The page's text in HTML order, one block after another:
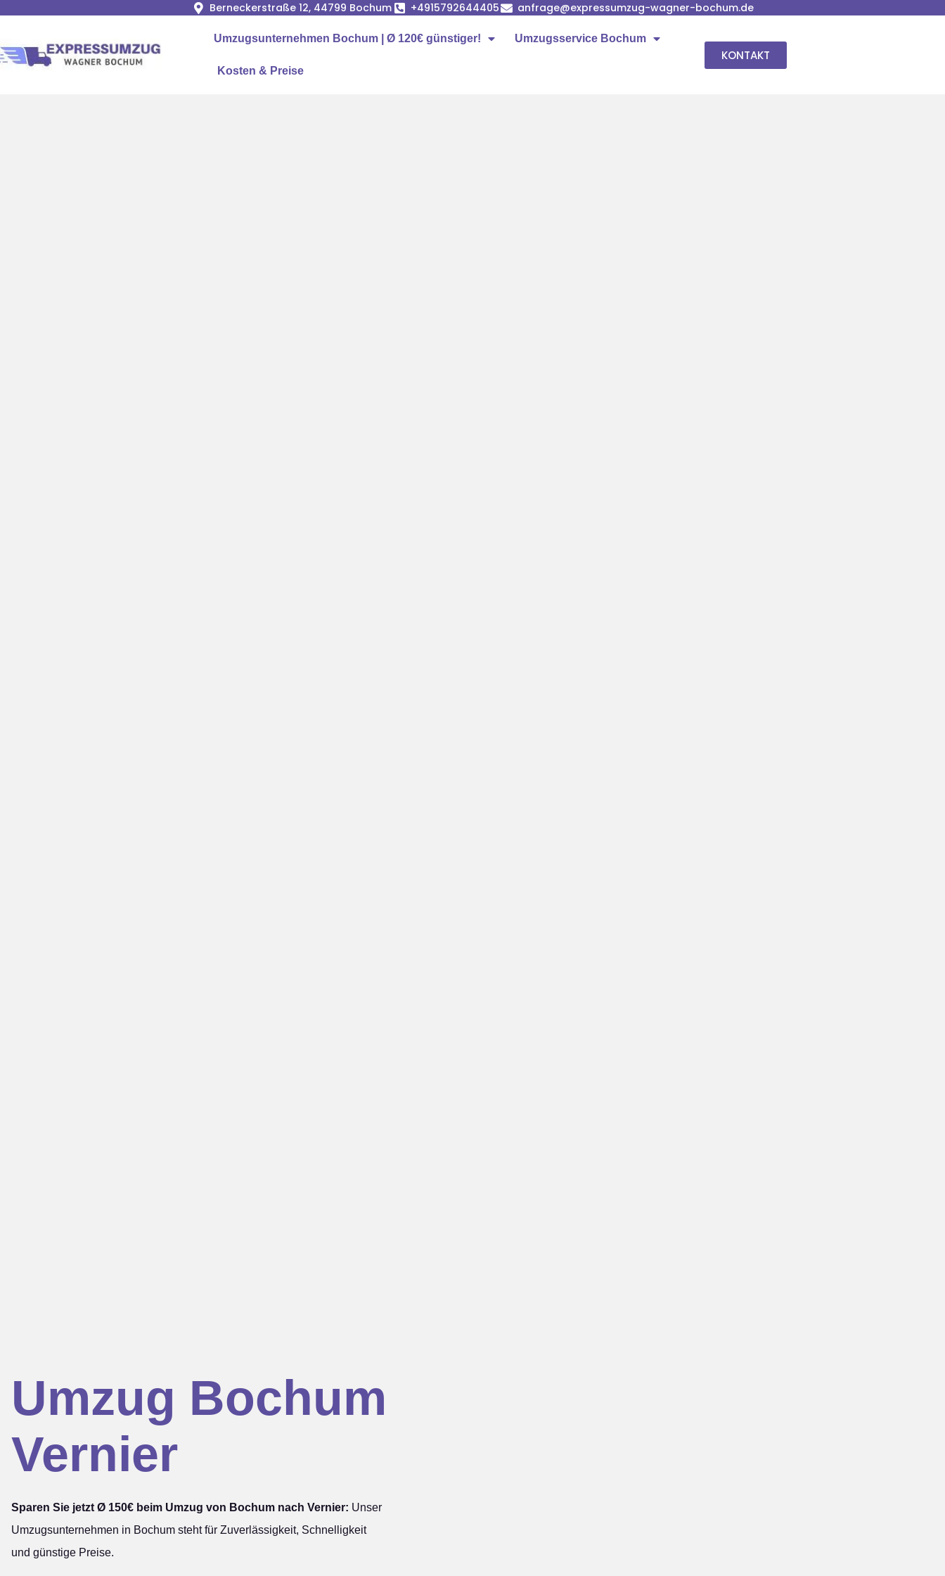
Berneckerstraße 12, 44799 Bochum +4915792644405 anfrage@expressumzug-wagner-bochum.de
Umzugsunternehmen Bochum | Ø 120€ günstiger! Umzugsservice Bochum
Kosten & Preise
KONTAKT
Umzug Bochum
Vernier
Sparen Sie jetzt Ø 150€ beim Umzug von Bochum nach Vernier: Unser
Umzugsunternehmen in Bochum steht für Zuverlässigkeit, Schnelligkeit
und günstige Preise.